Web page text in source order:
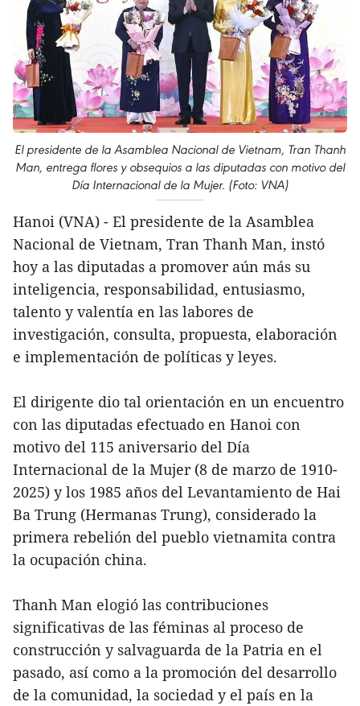
El presidente de la Asamblea Nacional de Vietnam, Tran Thanh
Man, entrega flores y obsequios a las diputadas con motivo del
Día Internacional de la Mujer. (Foto: VNA)
Hanoi (VNA) - El presidente de la Asamblea
Nacional de Vietnam, Tran Thanh Man, instó
hoy a las diputadas a promover aún más su
inteligencia, responsabilidad, entusiasmo,
talento y valentía en las labores de
investigación, consulta, propuesta, elaboración
e implementación de políticas y leyes.
El dirigente dio tal orientación en un encuentro
con las diputadas efectuado en Hanoi con
motivo del 115 aniversario del Día
Internacional de la Mujer (8 de marzo de 1910-
2025) y los 1985 años del Levantamiento de Hai
Ba Trung (Hermanas Trung), considerado la
primera rebelión del pueblo vietnamita contra
la ocupación china.
Thanh Man elogió las contribuciones
significativas de las féminas al proceso de
construcción y salvaguarda de la Patria en el
pasado, así como a la promoción del desarrollo
de la comunidad, la sociedad y el país en la